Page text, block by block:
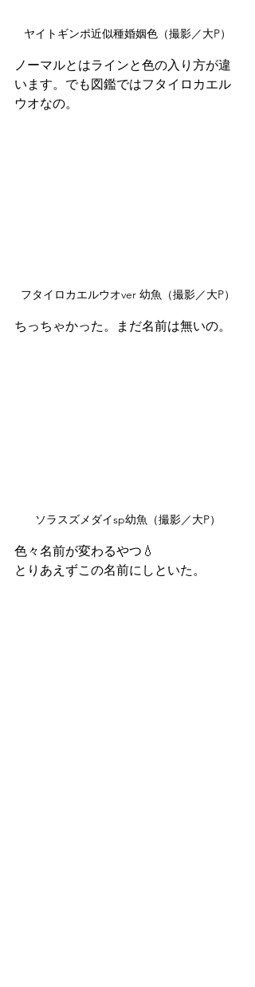
ヤイトギンポ近似種婚姻色（撮影／大P）
ノーマルとはラインと色の入り方が違
います。でも図鑑ではフタイロカエル
ウオなの。
フタイロカエルウオver 幼魚（撮影／大P）
ちっちゃかった。まだ名前は無いの。
ソラスズメダイsp幼魚（撮影／大P）
色々名前が変わるやつ💧
とりあえずこの名前にしといた。